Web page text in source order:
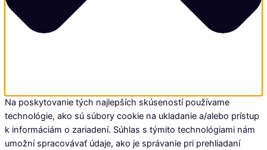
Na poskytovanie tých najlepších skúseností používame
technológie, ako sú súbory cookie na ukladanie a/alebo prístup
k informáciám o zariadení. Súhlas s týmito technológiami nám
umožní spracovávať údaje, ako je správanie pri prehliadaní